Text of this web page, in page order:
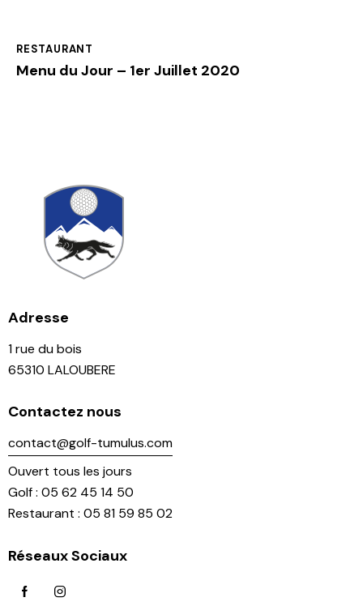
RESTAURANT
Menu du Jour – 1er Juillet 2020
Adresse
1 rue du bois
65310 LALOUBERE
Contactez nous
contact@golf-tumulus.com
Ouvert tous les jours
Golf : 05 62 45 14 50
Restaurant : 05 81 59 85 02
Réseaux Sociaux